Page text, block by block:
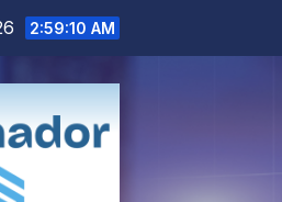
2:59:11 AM